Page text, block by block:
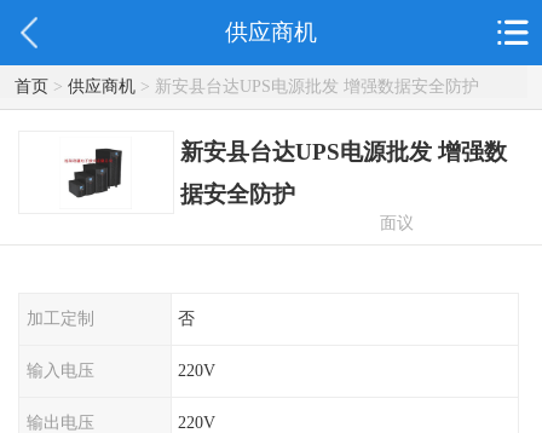
供应商机
首页> 供应商机> 新安县台达UPS电源批发 增强数据安全防护
新安县台达UPS电源批发 增强数
据安全防护
面议
加工定制 否
输入电压 220V
输出电压 220V